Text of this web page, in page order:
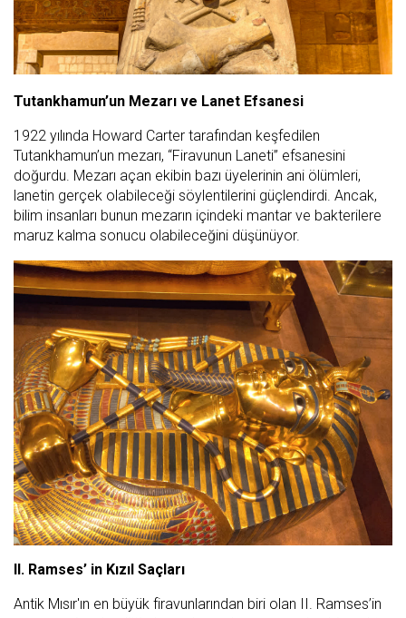
Tutankhamun’un Mezarı ve Lanet Efsanesi
1922 yılında Howard Carter tarafından keşfedilen
Tutankhamun’un mezarı, “Firavunun Laneti” efsanesini
doğurdu. Mezarı açan ekibin bazı üyelerinin ani ölümleri,
lanetin gerçek olabileceği söylentilerini güçlendirdi. Ancak,
bilim insanları bunun mezarın içindeki mantar ve bakterilere
maruz kalma sonucu olabileceğini düşünüyor.
II. Ramses’ in Kızıl Saçları
Antik Mısır'ın en büyük firavunlarından biri olan II. Ramses’in